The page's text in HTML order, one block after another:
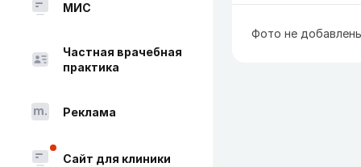
МИС
Частная врачебная
практика
Реклама
Сайт для клиники
Фото не